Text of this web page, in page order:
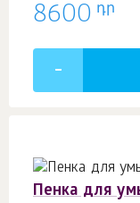
8600 դր
Пенка для